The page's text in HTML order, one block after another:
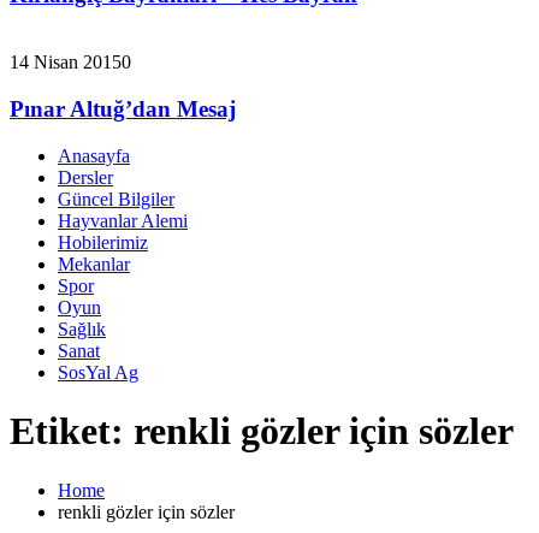
14 Nisan 20150
Pınar Altuğ’dan Mesaj
Anasayfa
Dersler
Güncel Bilgiler
Hayvanlar Alemi
Hobilerimiz
Mekanlar
Spor
Oyun
Sağlık
Sanat
SosYal Ag
Etiket: renkli gözler için sözler
Home
renkli gözler için sözler